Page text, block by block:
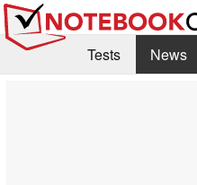
Tests News